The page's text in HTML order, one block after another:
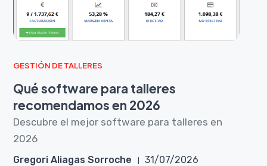
GESTIÓN DE TALLERES
Qué software para talleres
recomendamos en 2026
Descubre el mejor software para talleres en
2026
Gregori Aliagas Sorroche 31/07/2026